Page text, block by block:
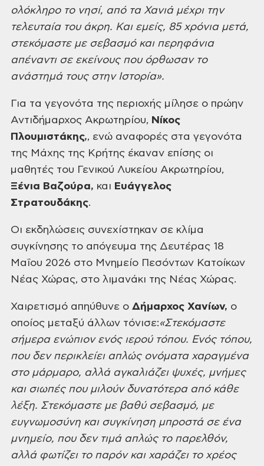
ολόκληρο το νησί, από τα Χανιά μέχρι την
τελευταία του άκρη. Και εμείς, 85 χρόνια μετά,
στεκόμαστε με σεβασμό και περηφάνια
απέναντι σε εκείνους που όρθωσαν το
ανάστημά τους στην Ιστορία».
Για τα γεγονότα της περιοχής μίλησε ο πρώην
Αντιδήμαρχος Ακρωτηρίου, Νίκος
Πλουμιστάκης,, ενώ αναφορές στα γεγονότα
της Μάχης της Κρήτης έκαναν επίσης οι
μαθητές του Γενικού Λυκείου Ακρωτηρίου,
Ξένια Βαζούρα, και Ευάγγελος
Στρατουδάκης.
Οι εκδηλώσεις συνεχίστηκαν σε κλίμα
συγκίνησης το απόγευμα της Δευτέρας 18
Μαΐου 2026 στο Μνημείο Πεσόντων Κατοίκων
Νέας Χώρας, στο λιμανάκι της Νέας Χώρας.
Χαιρετισμό απηύθυνε ο Δήμαρχος Χανίων, ο
οποίος μεταξύ άλλων τόνισε:«Στεκόμαστε
σήμερα ενώπιον ενός ιερού τόπου. Ενός τόπου,
που δεν περικλείει απλώς ονόματα χαραγμένα
στο μάρμαρο, αλλά αγκαλιάζει ψυχές, μνήμες
και σιωπές που μιλούν δυνατότερα από κάθε
λέξη. Στεκόμαστε με βαθύ σεβασμό, με
ευγνωμοσύνη και συγκίνηση μπροστά σε ένα
μνημείο, που δεν τιμά απλώς το παρελθόν,
αλλά φωτίζει το παρόν και χαράζει το χρέος